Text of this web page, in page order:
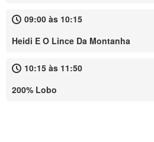
09:00 às 10:15
Heidi E O Lince Da Montanha
10:15 às 11:50
200% Lobo